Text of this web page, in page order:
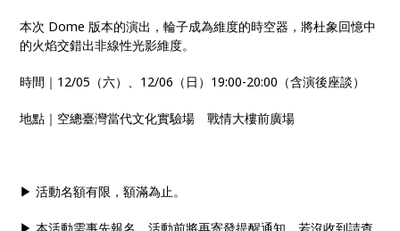
本次 Dome 版本的演出，輪子成為維度的時空器，將杜象回憶中
的火焰交錯出非線性光影維度。
時間｜12/05（六）、12/06（日）19:00-20:00（含演後座談）
地點｜空總臺灣當代文化實驗場 戰情大樓前廣場
▶ 活動名額有限，額滿為止。